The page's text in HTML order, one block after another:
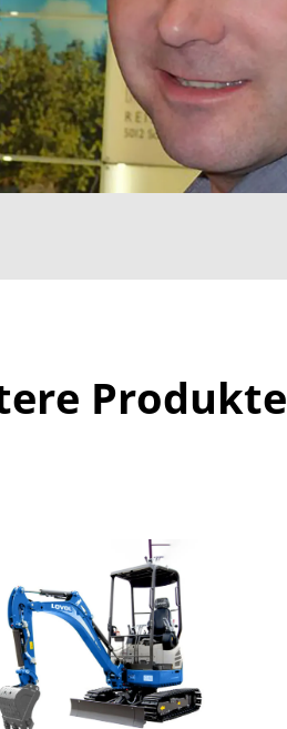
Produkte